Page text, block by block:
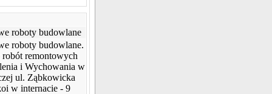
roboty budowlane
roboty budowlane.
remontowych
i Wychowania w
ul. Ząbkowicka
w internacie - 9